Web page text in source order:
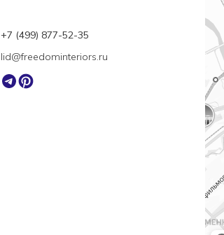
+7 (499) 877-52-35
lid@freedominteriors.ru